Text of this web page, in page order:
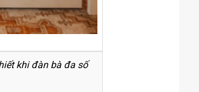
khi đàn bà đa số